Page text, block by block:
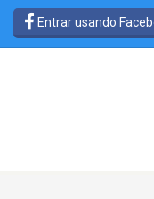
Entrar usando